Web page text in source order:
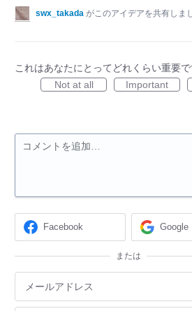
swx_takada がこのアイデアを共有しま
これはあなたにとってどれくらい重要
Not at all
Important
コメントを追加…
Facebook Google
または